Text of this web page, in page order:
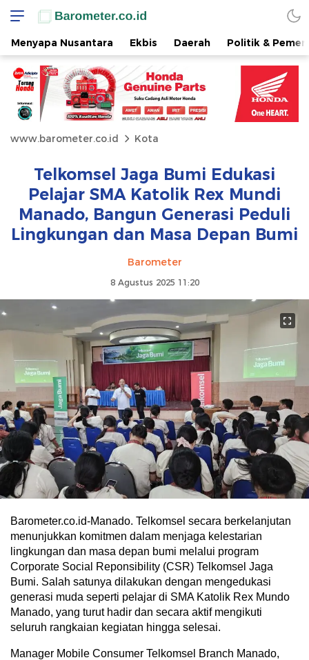
Menyapa Nusantara Ekbis Daerah Politik &
www.barometer.co.id Kota
Telkomsel Jaga Bumi Edukasi
Pelajar SMA Katolik Rex Mundi
Manado, Bangun Generasi Peduli
Lingkungan dan Masa Depan Bumi
Barometer
8 Agustus 2025 11:20
Barometer.co.id-Manado. Telkomsel secara berkelanjutan
menunjukkan komitmen dalam menjaga kelestarian
lingkungan dan masa depan bumi melalui program
Corporate Social Reponsibility (CSR) Telkomsel Jaga
Bumi. Salah satunya dilakukan dengan mengedukasi
generasi muda seperti pelajar di SMA Katolik Rex Mundo
Manado, yang turut hadir dan secara aktif mengikuti
seluruh rangkaian kegiatan hingga selesai.
Manager Mobile Consumer Telkomsel Branch Manado,